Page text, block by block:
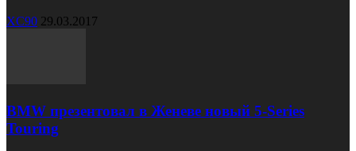
XC90 29.03.2017
BMW презентовал в Женеве новый 5-Series
Touring